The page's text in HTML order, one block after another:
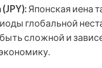
Японская иена
глобальной
сложной и